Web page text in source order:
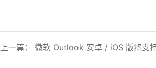
上一篇： 微软 Outlook 安卓 / iOS 版将支